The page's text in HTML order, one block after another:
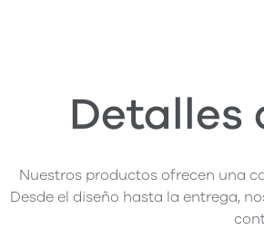
Detalles
Nuestros productos ofrecen una
Desde el diseño hasta la entrega,